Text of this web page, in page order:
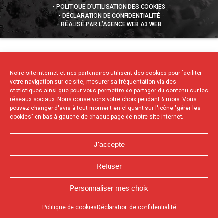
Notre site internet et nos partenaires utilisent des cookies pour faciliter
votre navigation sur ce site, mesurer sa fréquentation via des
statistiques ainsi que pour vous permettre de partager du contenu sur les
réseaux sociaux. Nous conservons votre choix pendant 6 mois. Vous
pouvez changer d'avis à tout moment en cliquant sur l'icône "gérer les
cookies" en bas à gauche de chaque page de notre site internet.
J'accepte
Refuser
Personnaliser mes choix
Politique de cookies Déclaration de confidentialité
Appuyez sur le bouton partager en bas de votre
POLITIQUE D’UTILISATION DES COOKIES
DÉCLARATION DE CONFIDENTIALITÉ
RÉALISÉ PAR L’AGENCE WEB A3 WEB